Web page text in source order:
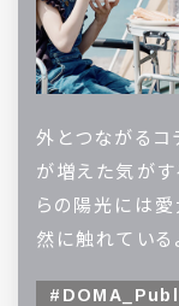
外とつながるコ
が増えた気が
らの陽光には愛
然に触れている